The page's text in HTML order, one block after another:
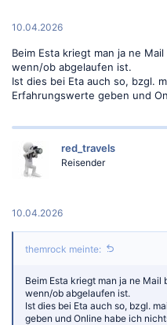
:
10.04.2026
Beim Esta kriegt man ja ne
wenn/ob abgelaufen ist.
Ist dies bei Eta auch so, bzgl.
Erfahrungswerte geben und
red_travels
Reisender
10.04.2026
themrock meinte:
Beim Esta kriegt man ja ne
wenn/ob abgelaufen ist.
Ist dies bei Eta auch so, bzgl.
geben und Online habe ich